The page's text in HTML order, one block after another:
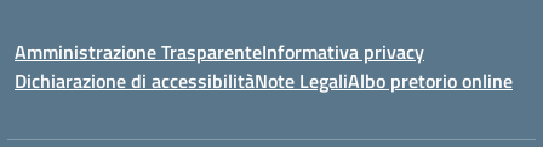
Amministrazione TrasparenteInformativa privacy
Dichiarazione di accessibilitàNote LegaliAlbo pretorio online